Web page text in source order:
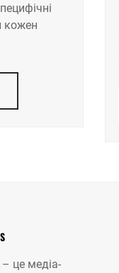
кожен
це медіа-